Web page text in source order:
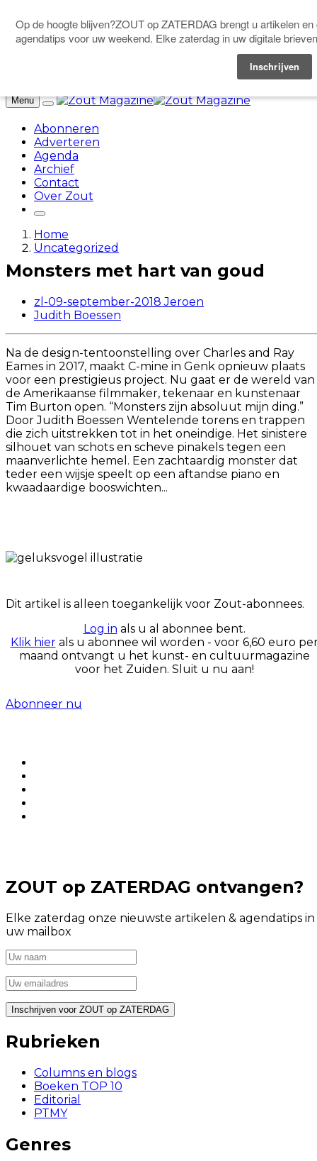
Doneer
Menu
Abonneren
Adverteren
Agenda
Archief
Contact
Over Zout
Home
Uncategorized
Monsters met hart van goud
zl-09-september-2018 Jeroen
Judith Boessen
Na de design-tentoonstelling over Charles and Ray
Eames in 2017, maakt C-mine in Genk opnieuw plaats
voor een prestigieus project. Nu gaat er de wereld van
de Amerikaanse filmmaker, tekenaar en kunstenaar
Tim Burton open. “Monsters zijn absoluut mijn ding.”
Door Judith Boessen Wentelende torens en trappen
die zich uitstrekken tot in het oneindige. Het sinistere
silhouet van schots en scheve pinakels tegen een
maanverlichte hemel. Een zachtaardig monster dat
teder een wijsje speelt op een aftandse piano en
kwaadaardige booswichten...
Dit artikel is alleen toegankelijk voor Zout-abonnees.
Log in als u al abonnee bent.
Klik hierals u abonnee wil worden - voor 6,60 euro
maand ontvangt u het kunst- en cultuurmagazine
voor het Zuiden. Sluit u nu aan!
Abonneer nu
ZOUT op ZATERDAG ontvangen?
Elke zaterdag onze nieuwste artikelen & agendatips in
uw mailbox
Rubrieken
Columns en blogs
Boeken TOP 10
Editorial
PTMY
Genres